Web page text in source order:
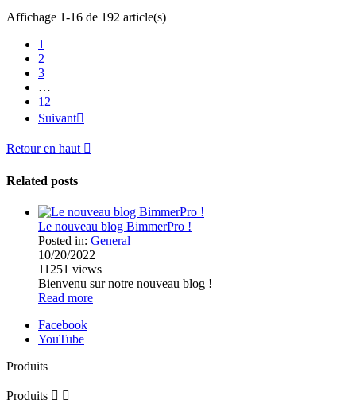
Affichage 1-16 de 192 article(s)
1
2
3
…
12
Suivant
Retour en haut 
Related posts
Le nouveau blog BimmerPro !
Posted in: General
10/20/2022
11251 views
Bienvenu sur notre nouveau blog !
Read more
Facebook
YouTube
Produits
Produits  